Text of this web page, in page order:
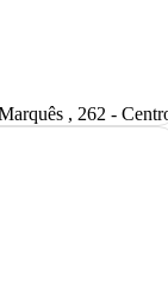
, 262 -